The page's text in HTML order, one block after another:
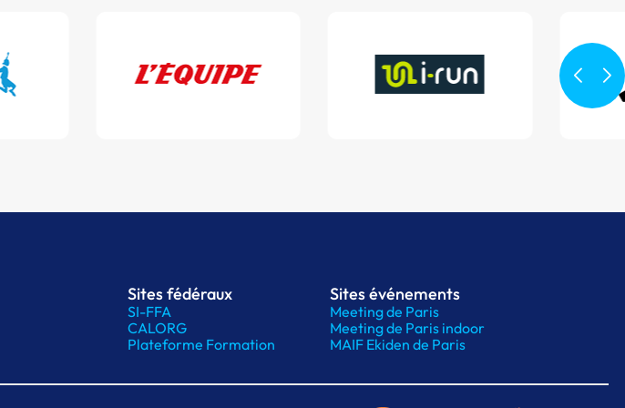
Sites fédéraux
SI-FFA
CALORG
Plateforme Formation
Sites événements
Meeting de Paris
Meeting de Paris indoor
MAIF Ekiden de Paris